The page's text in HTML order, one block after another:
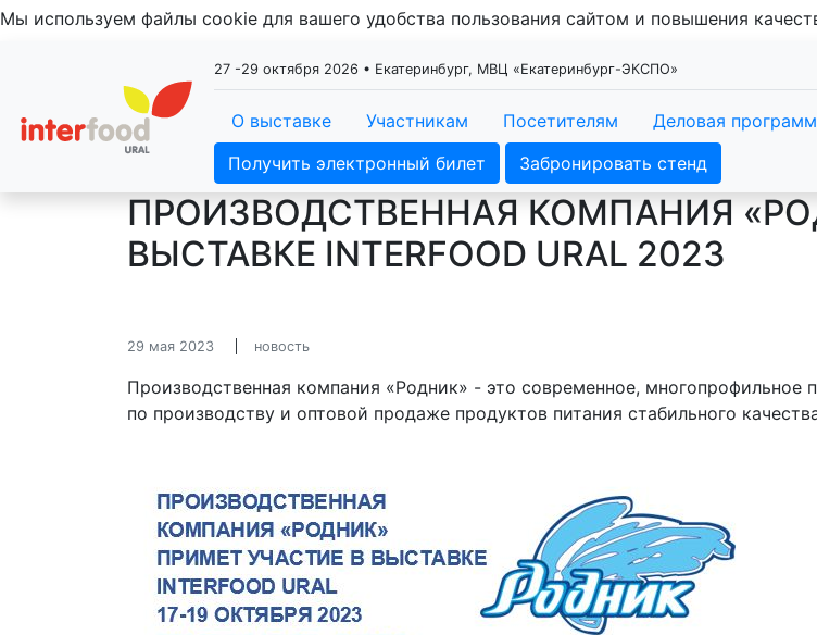
Мы используем файлы cookie для вашего удобства пользования сайтом и повышения
27 -29 октября 2026 • Екатеринбург, МВЦ «Екатеринбург-ЭКСПО»
О выставке Участникам Посетителям Деловая
Получить электронный билет
Забронировать стенд
ПРОИЗВОДСТВЕННАЯ КОМПАНИЯ
ВЫСТАВКЕ INTERFOOD URAL 2023
29 мая 2023 новость
Производственная компания «Родник» - это современное, многопрофильное
по производству и оптовой продаже продуктов питания стабильного